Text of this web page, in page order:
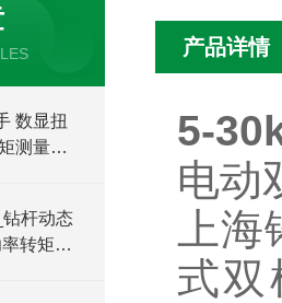
数显扭
测量扳
杆动态
转矩测
产品详情
5-
电动
上
式双